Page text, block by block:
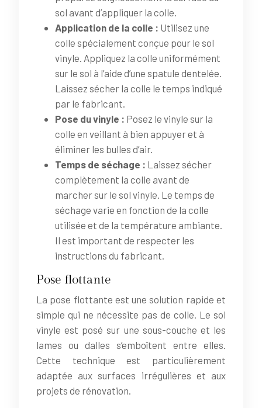
sol avant d’appliquer la colle.
Application de la colle : Utilisez une
colle spécialement conçue pour le sol
vinyle. Appliquez la colle uniformément
sur le sol à l’aide d’une spatule dentelée.
Laissez sécher la colle le temps indiqué
par le fabricant.
Pose du vinyle : Posez le vinyle sur la
colle en veillant à bien appuyer et à
éliminer les bulles d’air.
Temps de séchage : Laissez sécher
complètement la colle avant de
marcher sur le sol vinyle. Le temps de
séchage varie en fonction de la colle
utilisée et de la température ambiante.
Il est important de respecter les
instructions du fabricant.
Pose flottante
La pose flottante est une solution rapide et
simple qui ne nécessite pas de colle. Le sol
vinyle est posé sur une sous-couche et les
lames ou dalles s’emboîtent entre elles.
Cette technique est particulièrement
adaptée aux surfaces irrégulières et aux
projets de rénovation.